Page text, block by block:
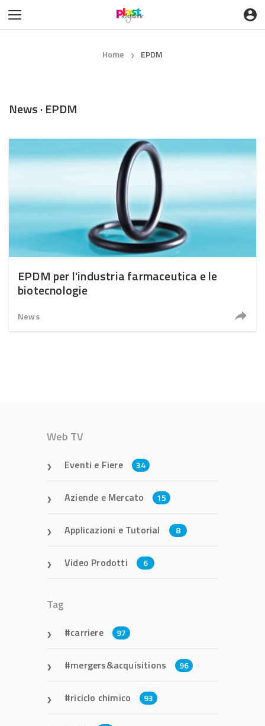
Home ❯ EPDM
News · EPDM
EPDM per l'industria farmaceutica e le
biotecnologie
News
Web TV
Eventi e Fiere 34
Aziende e Mercato 15
Applicazioni e Tutorial 8
Video Prodotti 6
Tag
carriere 97
mergers&acquisitions 96
riciclo chimico 93